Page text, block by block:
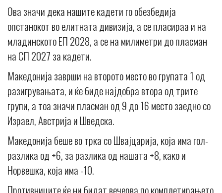
Ова значи дека нашите кадети го обезбедија
опстанокот во елитната дивизија, а се пласираа и на
младинското ЕП 2028, а се на милиметри до пласман
на СП 2027 за кадети.
Македонија заврши на второто место во групата 1 од
разигрувањата, и ќе биде најдобра втора од трите
групи, а тоа значи пласман од 9 до 16 место заедно со
Израел, Австрија и Шведска.
Македонија беше во трка со Швајцарија, која има гол-
разлика од +6, за разлика од нашата +8, како и
Норвешка, која има -10.
Противниците ќе ни бидат вечерва по комплетирањето